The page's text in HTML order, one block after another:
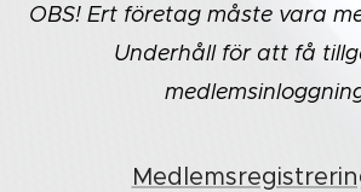
OBS! Ert företag måste vara
Underhåll för att få